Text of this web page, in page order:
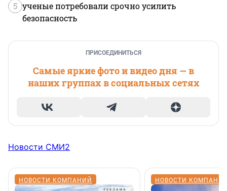
5 ученые потребовали срочно усилить
безопасность
ПРИСОЕДИНИТЬСЯ
Самые яркие фото и видео дня — в
наших группах в социальных сетях
Новости СМИ2
НОВОСТИ КОМПАНИЙ НОВОСТИ